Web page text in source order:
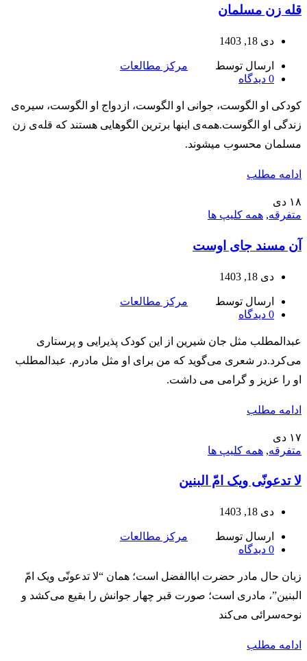
قله زن مسلمان
دی 18, 1403
ارسال توسط
مرکز مطالعات
0 دیدگاه
کودکی او الگوست، جوانی او الگوست، ازدواج او الگوست، سیره‌ی
زندگی او الگوست.همه‌ی اینها برترین الگوهایی هستند که قله‌ی زن
مسلمان محسوب میشوند.
ادامه مطلب
۱۸ دی
متفرقه, همه کلیپ ها
آن مسند جای اوست
دی 18, 1403
ارسال توسط
مرکز مطالعات
0 دیدگاه
عبدالمطلب مثل جان شيرين از اين كودک پذيرايى و پرستارى
مى‌كرد.در شعری مى‌گويد كه من براى او مثل مادرم. عبدالمطلب
او را عزيز و گرامى می داشت.
ادامه مطلب
۱۷ دی
متفرقه, همه کلیپ ها
لا تدعونّی ویک امّ البنین
دی 18, 1403
ارسال توسط
مرکز مطالعات
0 دیدگاه
زبان حال مادر حضرت اباالفضل است؛ همان “لا تدعونّی ویک امّ
البنین”، مادری است؛ صورت قبر چهار جوانش را بقیع می‌کشد و
نوحه‌سرائی می‌کند
ادامه مطلب